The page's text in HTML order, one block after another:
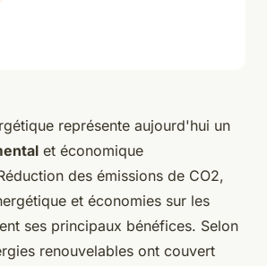
représente aujourd'hui un
et économique
des émissions de CO2,
et économies sur les
ses principaux bénéfices. Selon
renouvelables ont couvert